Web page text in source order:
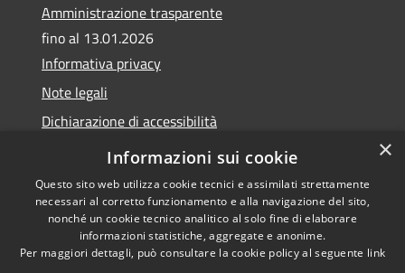
Amministrazione trasparente
fino al 13.01.2026
Informativa privacy
Note legali
Dichiarazione di accessibilità
Obiettivi di accessibilità
Accessibilità
Copyright © 2026 • Comune di
Calvagese della Riviera •
×
Informazioni sui cookie
Questo sito web utilizza cookie tecnici e assimilati strettamente
necessari al corretto funzionamento e alla navigazione del sito,
nonché un cookie tecnico analitico al solo fine di elaborare
informazioni statistiche, aggregate e anonime.
Per maggiori dettagli, può consultare la cookie policy al seguente link